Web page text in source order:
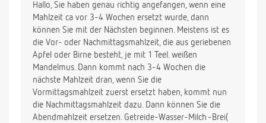
Hallo, Sie haben genau richtig angefangen, wenn eine
Mahlzeit ca vor 3-4 Wochen ersetzt wurde, dann
können Sie mit der Nächsten beginnen. Meistens ist es
die Vor- oder Nachmittagsmahlzeit, die aus geriebenen
Apfel oder Birne besteht, je mit 1 Teel. weißen
Mandelmus. Dann kommt nach 3-4 Wochen die
nächste Mahlzeit dran, wenn Sie die
Vormittagsmahlzeit zuerst ersetzt haben, kommt nun
die Nachmittagsmahlzeit dazu. Dann können Sie die
Abendmahlzeit ersetzen. Getreide-Wasser-Milch -Brei(